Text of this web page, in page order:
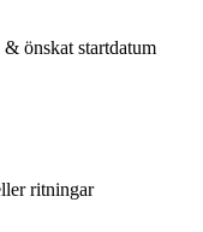
önskat startdatum
ritningar